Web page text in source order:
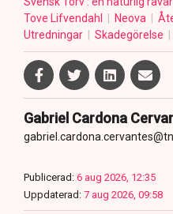
Tove Lifvendahl
Neova
Utredningar
Skadegörelse
Gabriel Cardona
Publicerad: 6 aug 2026, 12:35
Uppdaterad: 7 aug 2026, 09:58